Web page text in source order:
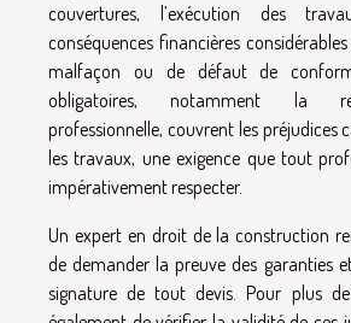
couvertures, l’exécution des
conséquences financières
malfaçon ou de défaut de
obligatoires, notamment la
professionnelle, couvrent les préjudices
les travaux, une exigence que tout
impérativement respecter.
Un expert en droit de la construction
de demander la preuve des garanties
signature de tout devis. Pour plus